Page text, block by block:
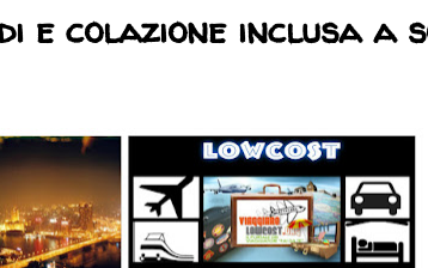
e colazione inclusa a